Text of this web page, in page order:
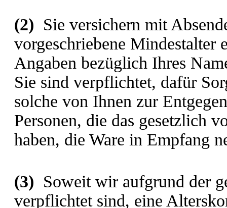
(2) Sie versichern mit
vorgeschriebene Mindestalter
Angaben bezüglich Ihres
Sie sind verpflichtet, dafür
solche von Ihnen zur
Personen, die das gesetzlich
haben, die Ware in Empfang
(3) Soweit wir aufgrund der
verpflichtet sind, eine